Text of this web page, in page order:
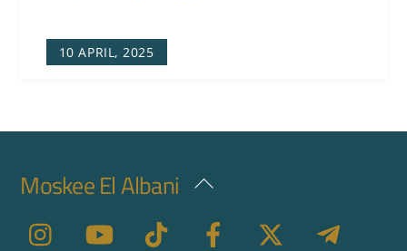
10 APRIL, 2025
Back
Top
Moskee El Albani